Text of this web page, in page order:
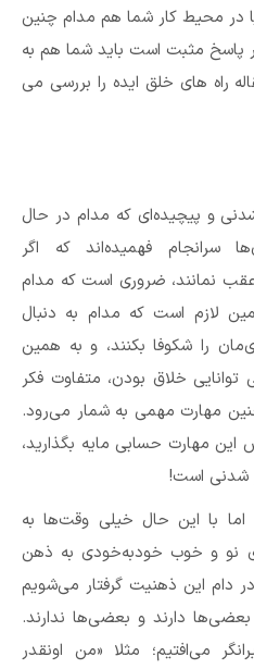
در محیط کار شما هم مدام چنین
مثبت است باید شما هم به
راه های خلق ایده را بررسی می
و پیچیده‌ای که مدام در حال
سرانجام فهمیده‌اند که اگر
نمانند، ضروری است که مدام
لازم است که مدام به دنبال
را شکوفا بکنند، و به همین
خلاق بودن، متفاوت فکر
مهارت مهمی به شمار می‌رود.
این مهارت حسابی مایه بگذارید،
شدنی است!
با این حال خیلی وقت‌ها به
نو و خوب خودبه‌خودی به ذهن
دام این ذهنیت گرفتار می‌شویم
دارند و بعضی‌ها ندارند.
می‌افتیم؛ مثلا «من اونقدر